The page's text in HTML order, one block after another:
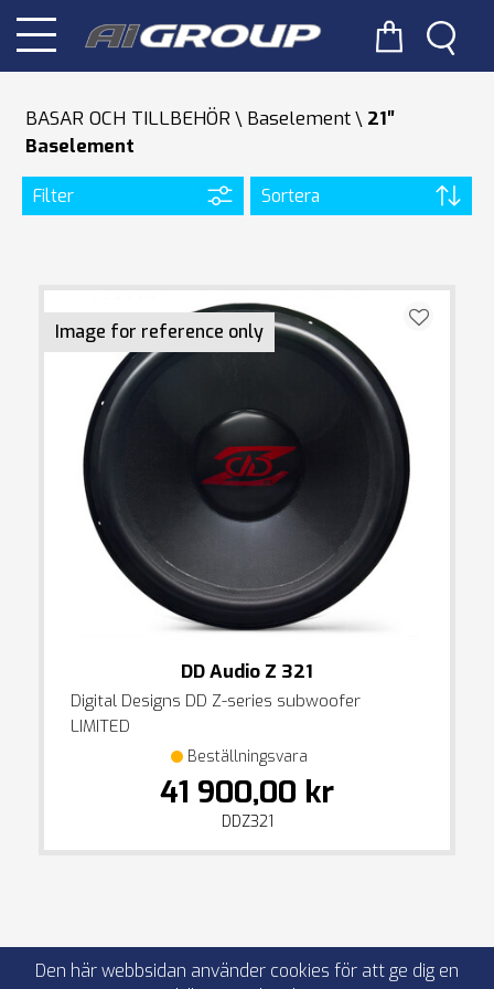
BASAR OCH TILLBEHÖR Baselement
21″
Baselement
Filter Sortera
Image for reference only
DD Audio Z 321
Digital Designs DD Z-series subwoofer
LIMITED
Beställningsvara
41 900,00 kr
DDZ321
Den här webbsidan använder cookies för att ge dig en